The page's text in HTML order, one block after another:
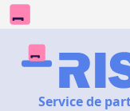
Service de